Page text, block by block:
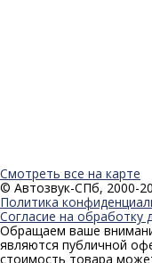
Смотреть все на карте
© Автозвук-СПб, 2000-
Политика
Согласие на обработку
Обращаем ваше
являются публичной
стоимость товара